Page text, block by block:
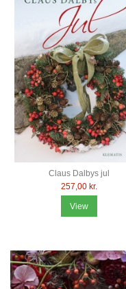
Claus Dalbys jul
257,00 kr.
View